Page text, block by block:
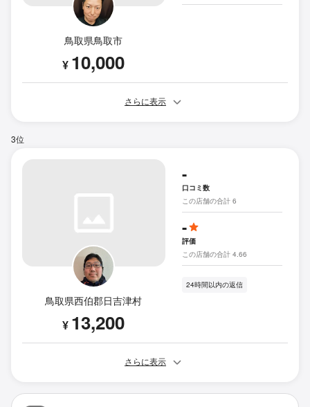
鳥取県鳥取市
¥ 10,000
さらに表示
3位
鳥取県西伯郡日吉津村
¥ 13,200
-
口コミ数
この店舗の合計 6
-
評価
この店舗の合計 4.66
24時間以内の返信
さらに表示